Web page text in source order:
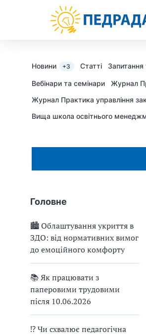
Новини +3 Статті Запитання
Вебінари та семінари
Журнал
Журнал Практика управління
Вища школа освітнього
Головне
🏙 Облаштування укриття в
ЗДО: від нормативних вимог
до емоційного комфорту
📚 Як працювати з
паперовими трудовими
після 10.06.2026
⁉ Чи схвалює педагогічна